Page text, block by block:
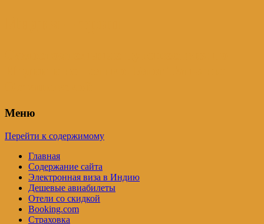
Меню
Перейти к содержимому
Главная
Содержание сайта
Электронная виза в Индию
Дешевые авиабилеты
Отели со скидкой
Booking.com
Страховка